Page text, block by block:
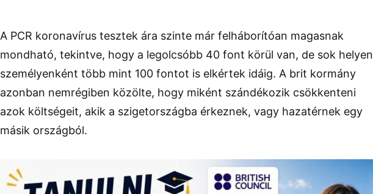
A PCR koronavírus tesztek ára szinte már felháborítóan magasnak
mondható, tekintve, hogy a legolcsóbb 40 font körül van, de sok helyen
személyenként több mint 100 fontot is elkértek idáig. A brit kormány
azonban nemrégiben közölte, hogy miként szándékozik csökkenteni
azok költségeit, akik a szigetországba érkeznek, vagy hazatérnek egy
másik országból.